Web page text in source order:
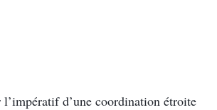
d’une coordination étroite